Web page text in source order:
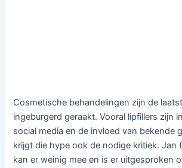
Cosmetische behandelingen zijn de
ingeburgerd geraakt. Vooral lipfillers zijn
social media en de invloed van bekende
krijgt die hype ook de nodige kritiek. Jan
kan er weinig mee en is er uitgesproken